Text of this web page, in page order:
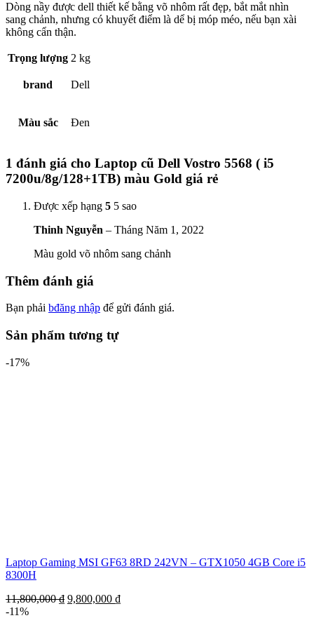
Dòng nầy được dell thiết kế bằng võ nhôm rất đẹp, bắt mắt nhìn
sang chảnh, nhưng có khuyết điểm là dể bị móp méo, nếu bạn xài
không cẩn thận.
Trọng lượng 2 kg
brand Dell
Màu sắc Đen
1 đánh giá cho Laptop cũ Dell Vostro 5568 ( i5
7200u/8g/128+1TB) màu Gold giá rẻ
Được xếp hạng 5 5 sao
Thinh Nguyễn – Tháng Năm 1, 2022
Màu gold võ nhôm sang chảnh
Thêm đánh giá
Bạn phải bđăng nhập để gửi đánh giá.
Sản phẩm tương tự
-17%
Laptop Gaming MSI GF63 8RD 242VN – GTX1050 4GB Core i5
8300H
11,800,000₫ 9,800,000 ₫
-11%